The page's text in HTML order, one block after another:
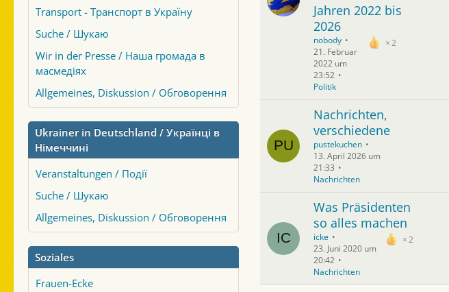
Transport - Транспорт в Україну
Suche / Шукаю
Wir in der Presse / Наша громада в
масмедіях
Allgemeines, Diskussion / Обговорення
Ukrainer in Deutschland / Українці в
Німеччині
Veranstaltungen / Події
Suche / Шукаю
Allgemeines, Diskussion / Обговорення
Soziales
Frauen-Ecke
Jahren 2022 bis
2026
2
nobody
21. Februar
2022 um
23:52
Politik
Nachrichten,
verschiedene
pustekuchen
13. April 2026 um
21:33
Nachrichten
Was Präsidenten
so alles machen
2
icke
23. Juni 2020 um
20:42
Nachrichten